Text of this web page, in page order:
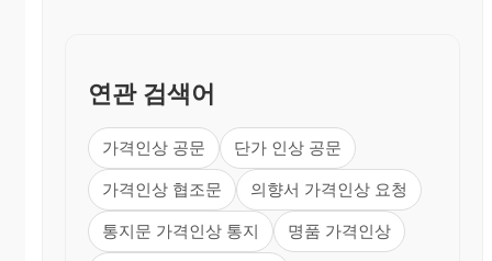
연관 검색어
가격인상 공문 단가 인상 공문
가격인상 협조문 의향서 가격인상 요청
통지문 가격인상 통지 명품 가격인상